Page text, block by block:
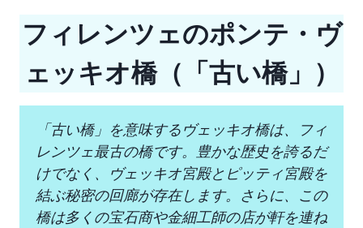
フィレンツェのポンテ・ヴ
ェッキオ橋（「古い橋」）
「古い橋」を意味するヴェッキオ橋は、フィ
レンツェ最古の橋です。豊かな歴史を誇るだ
けでなく、ヴェッキオ宮殿とピッティ宮殿を
結ぶ秘密の回廊が存在します。さらに、この
橋は多くの宝石商や金細工師の店が軒を連ね